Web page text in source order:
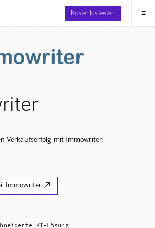
Kostenlos testen ≡
Verkaufserfolg mit Immowriter.
Immowriter 
KI-Lösung